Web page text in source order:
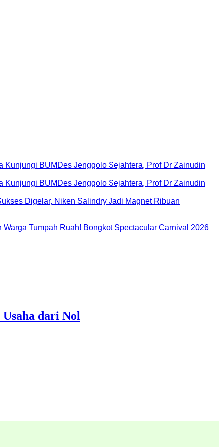
Kunjungi BUMDes Jenggolo Sejahtera, Prof Dr Zainudin
Kunjungi BUMDes Jenggolo Sejahtera, Prof Dr Zainudin
Digelar, Niken Salindry Jadi Magnet Ribuan
Warga Tumpah Ruah! Bongkot Spectacular Carnival 2026
dari Nol